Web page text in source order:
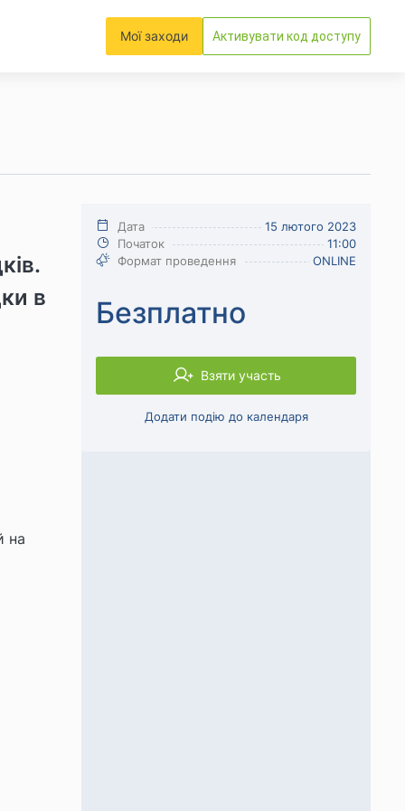
Мої заходи Активувати код доступу
в
на
Дата
15 лютого 2023
Початок
11:00
Формат проведення
ONLINE
Безплатно
Взяти участь
Додати подію до календаря